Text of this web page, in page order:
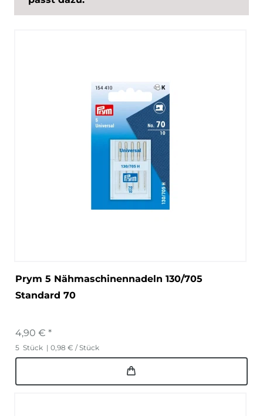
Prym 5 Nähmaschinennadeln 130/705
Standard 70
4,90 € *
5 Stück | 0,98 € / Stück